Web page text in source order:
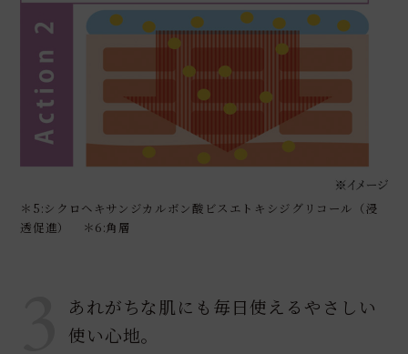
＊5:シクロヘキサンジカルボン酸ビスエトキシジグリコール（浸
透促進） ＊6:角層
あれがちな肌にも毎日使えるやさしい
使い心地。